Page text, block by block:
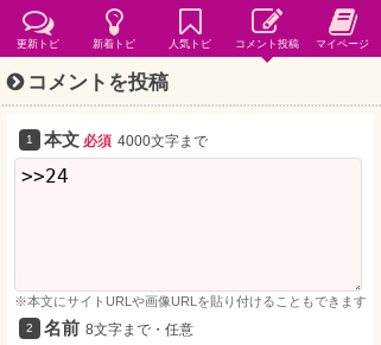
コメントを投稿
本文 必須 4000文字まで
※本文にサイトURLや画像URLを貼り付けることもできます
名前 8文字まで・任意
更新トピ 新着トピ 人気トピ コメント投稿 マイページ